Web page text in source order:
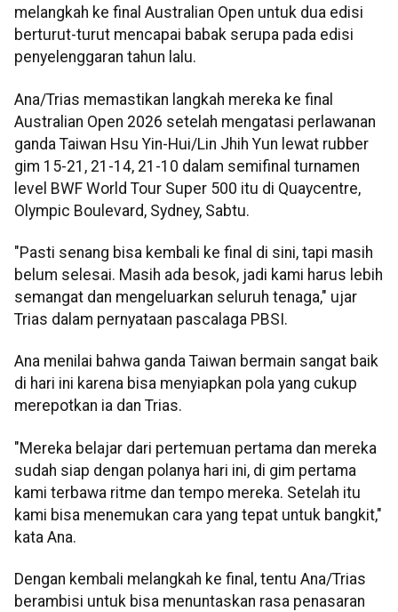
melangkah ke final Australian Open untuk dua edisi
berturut-turut mencapai babak serupa pada edisi
penyelenggaran tahun lalu.
Ana/Trias memastikan langkah mereka ke final
Australian Open 2026 setelah mengatasi perlawanan
ganda Taiwan Hsu Yin-Hui/Lin Jhih Yun lewat rubber
gim 15-21, 21-14, 21-10 dalam semifinal turnamen
level BWF World Tour Super 500 itu di Quaycentre,
Olympic Boulevard, Sydney, Sabtu.
"Pasti senang bisa kembali ke final di sini, tapi masih
belum selesai. Masih ada besok, jadi kami harus lebih
semangat dan mengeluarkan seluruh tenaga," ujar
Trias dalam pernyataan pascalaga PBSI.
Ana menilai bahwa ganda Taiwan bermain sangat baik
di hari ini karena bisa menyiapkan pola yang cukup
merepotkan ia dan Trias.
"Mereka belajar dari pertemuan pertama dan mereka
sudah siap dengan polanya hari ini, di gim pertama
kami terbawa ritme dan tempo mereka. Setelah itu
kami bisa menemukan cara yang tepat untuk bangkit,"
kata Ana.
Dengan kembali melangkah ke final, tentu Ana/Trias
berambisi untuk bisa menuntaskan rasa penasaran